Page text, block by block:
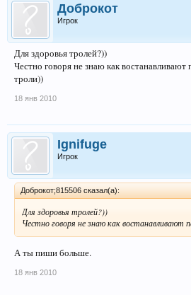
Доброкот
Игрок
Для здоровья тролей?))
Честно говоря не знаю как востанавливают
троли))
18 янв 2010
Ignifuge
Игрок
Доброкот;815506 сказал(а):
Для здоровья тролей?))
Честно говоря не знаю как востанавливают
А ты пиши больше.
18 янв 2010